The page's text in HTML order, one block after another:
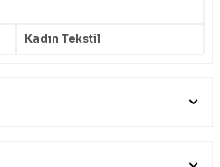
Kadın Tekstil